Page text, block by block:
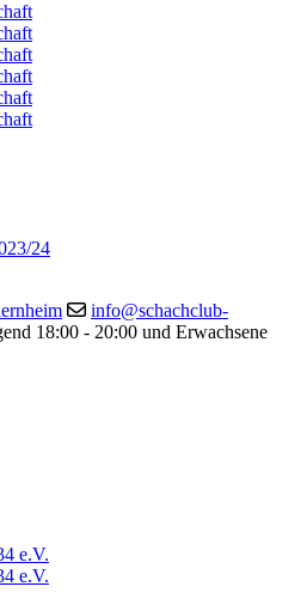
24
info@schachclub-
18:00 - 20:00 und Erwachsene